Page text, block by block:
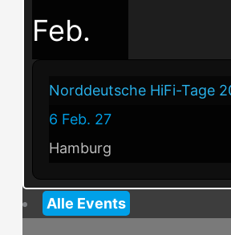
Feb.
Norddeutsche HiFi-Tage
6 Feb. 27
Hamburg
Alle Events